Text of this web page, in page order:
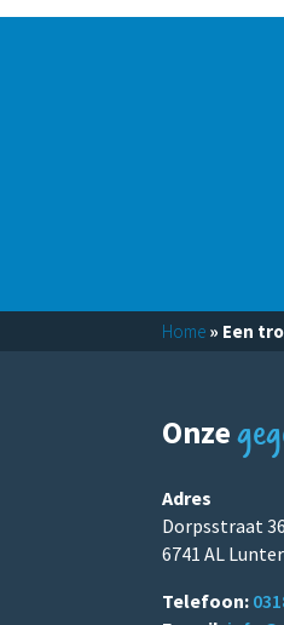
Home » Een
Onze
Adres
Dorpsstraat 36
6741 AL
Telefoon: